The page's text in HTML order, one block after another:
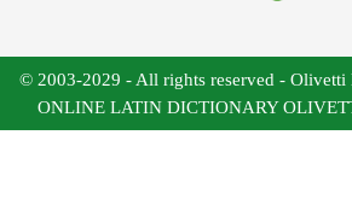
© 2003-2029 - All rights reserved - Olivetti
ONLINE LATIN DICTIONARY